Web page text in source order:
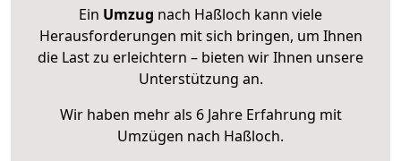
Ein Umzug nach Haßloch kann viele
Herausforderungen mit sich bringen, um Ihnen
die Last zu erleichtern – bieten wir Ihnen unsere
Unterstützung an.
Wir haben mehr als 6 Jahre Erfahrung mit
Umzügen nach Haßloch.